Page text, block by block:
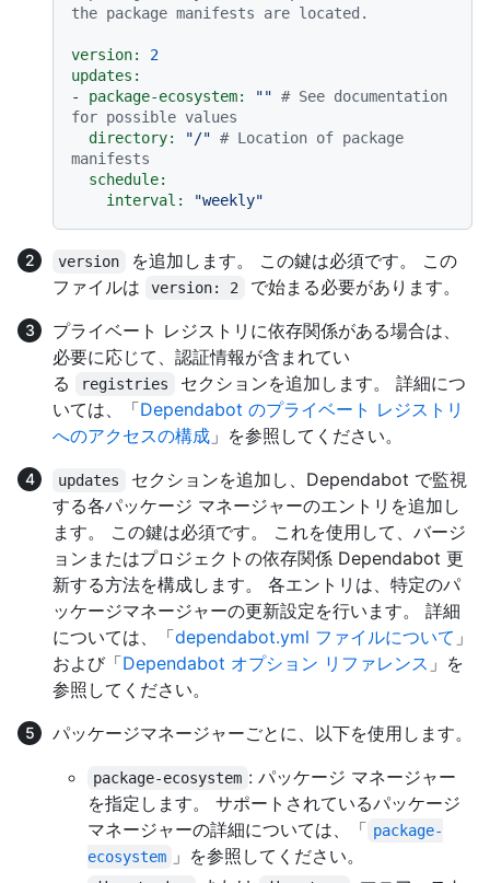
the package manifests are located.
version:
2
updates:
-
package-ecosystem: "" # See documentation
for possible values
directory:
"/" # Location of package
manifests
schedule:
interval:
"weekly"
version
を追加します。 この鍵は必須です。 この
ファイルは
version: 2
で始まる必要があります。
プライベート レジストリに依存関係がある場合は、
必要に応じて、認証情報が含まれてい
る
registries
セクションを追加します。 詳細につ
いては、「Dependabot のプライベート レジストリ
へのアクセスの構成 」を参照してください。
updates
セクションを追加し、Dependabot で監視
する各パッケージ マネージャーのエントリを追加し
ます。 この鍵は必須です。 これを使用して、バージ
ョンまたはプロジェクトの依存関係 Dependabot 更
新する方法を構成します。 各エントリは、特定のパ
ッケージマネージャーの更新設定を行います。 詳細
については、「dependabot.yml ファイルについて 」
および「Dependabot オプション リファレンス 」を
参照してください。
パッケージマネージャーごとに、以下を使用します。
package-ecosystem : パッケージ マネージャー
を指定します。 サポートされているパッケージ
マネージャーの詳細については、「 package-
ecosystem
」を参照してください。